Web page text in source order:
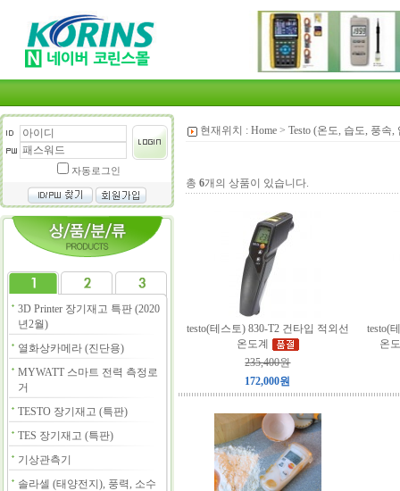
자동로그인
3D Printer 장기재고 특판 (2020
년2월)
열화상카메라 (진단용)
MYWATT 스마트 전력 측정로
거
TESTO 장기재고 (특판)
TES 장기재고 (특판)
기상관측기
솔라셀 (태양전지), 풍력, 소수
현재위치 : Home > Testo (온도, 습도, 풍속
총 6개의 상품이 있습니다.
testo(테스토) 830-T2 건타입 적외선
온도계
235,400원
172,000원
testo(
온